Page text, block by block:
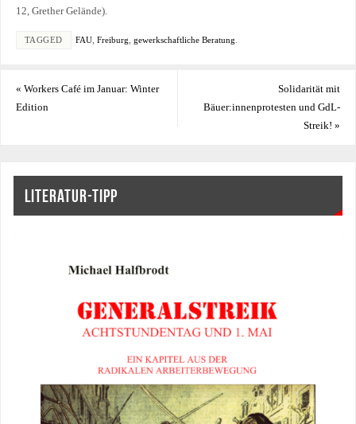
12, Grether Gelände).
TAGGED FAU, Freiburg gewerkschaftliche Beratung
« Workers Café im Januar: Winter
Edition
Solidarität mit
Bäuer:innenprotesten und GdL-
Streik!»
LITERATUR-TIPP